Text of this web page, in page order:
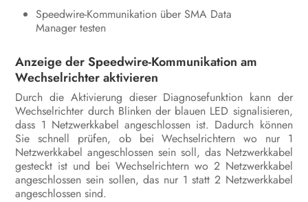
Speedwire-Kommunikation über SMA Data
Manager testen
Anzeige der Speedwire-Kommunikation am
Wechselrichter aktivieren
Durch die Aktivierung dieser Diagnosefunktion kann der
Wechselrichter durch Blinken der blauen LED signalisieren,
dass 1 Netzwerkkabel angeschlossen ist. Dadurch können
Sie schnell prüfen, ob bei Wechselrichtern wo nur 1
Netzwerkkabel angeschlossen sein soll, das Netzwerkkabel
gesteckt ist und bei Wechselrichtern wo 2 Netzwerkkabel
angeschlossen sein sollen, das nur 1 statt 2 Netzwerkkabel
angeschlossen sind.
Wechselrichter spannungsfrei
schalten
Produkt reinigen
Fehlersuche
Wechselrichter außer Betrieb
nehmen
Vorgehen bei Erhalt eines
Austauschgeräts